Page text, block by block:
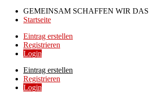
GEMEINSAM SCHAFFEN WIR DAS
Startseite
Eintrag erstellen
Registrieren
Login
Eintrag erstellen
Registrieren
Login